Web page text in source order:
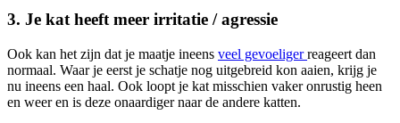
3. Je kat heeft meer irritatie / agressie
Ook kan het zijn dat je maatje ineens veel gevoeligerreageert dan
normaal. Waar je eerst je schatje nog uitgebreid kon aaien, krijg je
nu ineens een haal. Ook loopt je kat misschien vaker onrustig heen
en weer en is deze onaardiger naar de andere katten.